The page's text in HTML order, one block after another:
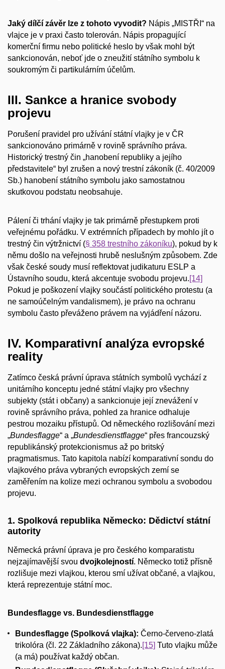
Jaký dílčí závěr lze z tohoto vyvodit? Nápis „MISTŘI“ na
vlajce je v praxi často tolerován. Nápis propagující
komerční firmu nebo politické heslo by však mohl být
sankcionován, neboť jde o zneužití státního symbolu k
soukromým či partikulárním účelům.
III. Sankce a hranice svobody
projevu
Porušení pravidel pro užívání státní vlajky je v ČR
sankcionováno primárně v rovině správního práva.
Historický trestný čin „hanobení republiky a jejího
představitele“ byl zrušen a nový trestní zákoník (č. 40/2009
Sb.) hanobení státního symbolu jako samostatnou
skutkovou podstatu neobsahuje.
Pálení či trhání vlajky je tak primárně přestupkem proti
veřejnému pořádku. V extrémních případech by mohlo jít o
trestný čin výtržnictví (§ 358 trestního zákoníku), pokud by k
němu došlo na veřejnosti hrubě neslušným způsobem. Zde
však české soudy musí reflektovat judikaturu ESLP a
Ústavního soudu, která akcentuje svobodu projevu.[14]
Pokud je poškození vlajky součástí politického protestu (a
ne samoúčelným vandalismem), je právo na ochranu
symbolu často převáženo právem na vyjádření názoru.
IV. Komparativní analýza evropské
reality
Zatímco česká právní úprava státních symbolů vychází z
unitárního konceptu jedné státní vlajky pro všechny
subjekty (stát i občany) a sankcionuje její znevážení v
rovině správního práva, pohled za hranice odhaluje
pestrou mozaiku přístupů. Od německého rozlišování mezi
„Bundesflagge“ a „Bundesdienstflagge“ přes francouzský
republikánský protekcionismus až po britský
pragmatismus. Tato kapitola nabízí komparativní sondu do
vlajkového práva vybraných evropských zemí se
zaměřením na kolize mezi ochranou symbolu a svobodou
projevu.
1. Spolková republika Německo: Dědictví státní
autority
Německá právní úprava je pro českého komparatistu
nejzajímavější svou dvojkolejností. Německo totiž přísně
rozlišuje mezi vlajkou, kterou smí užívat občané, a vlajkou,
která reprezentuje státní moc.
Bundesflagge vs. Bundesdienstflagge
Bundesflagge (Spolková vlajka): Černo-červeno-zlatá
trikolóra (čl. 22 Základního zákona).[15] Tuto vlajku může
(a má) používat každý občan.